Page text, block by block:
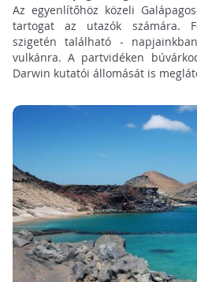
Az egyenlítőhöz közeli
tartogat az utazók számára.
szigetén található -
vulkánra. A partvidéken
Darwin kutatói állomását is